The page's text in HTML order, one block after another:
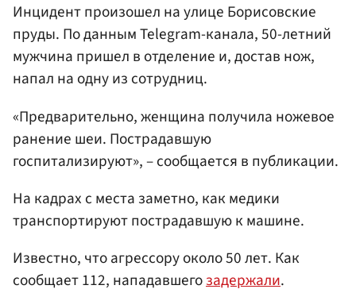
Инцидент произошел на улице Борисовские
пруды. По данным Telegram-канала, 50-летний
мужчина пришел в отделение и, достав нож,
напал на одну из сотрудниц.
«Предварительно, женщина получила ножевое
ранение шеи. Пострадавшую
госпитализируют», – сообщается в публикации.
На кадрах с места заметно, как медики
транспортируют пострадавшую к машине.
Известно, что агрессору около 50 лет. Как
сообщает 112, нападавшегозадержали.